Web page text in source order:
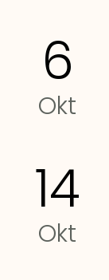
6
Okt
14
Okt